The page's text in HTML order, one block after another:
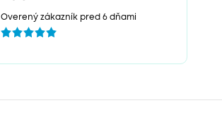
Overený zákazník pred 6 dňami